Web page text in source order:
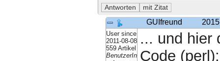
GUIfreund
User since
2011-08-08
559 Artikel
BenutzerIn
... und hier
Code